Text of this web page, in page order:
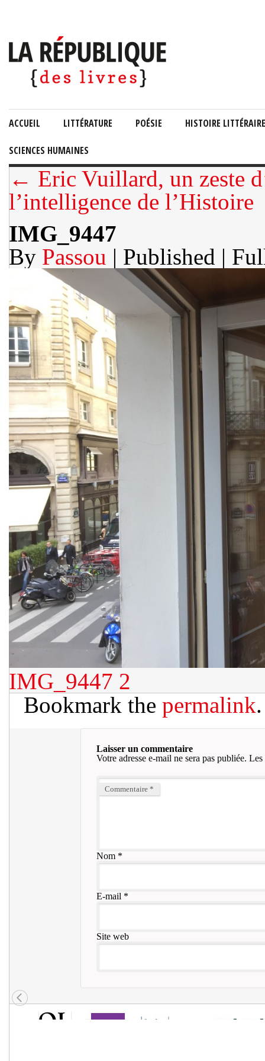
ACCUEIL LITTÉRATURE POÉSIE HISTOIRE LITTÉRAIRE
SCIENCES HUMAINES
← Eric Vuillard, un zeste
l’intelligence de l’Histoire
IMG_9447
By Passou | Published |
IMG_9447 2
Bookmark the permalink.
Laisser un commentaire
Votre adresse e-mail ne sera pas publiée. Les
Commentaire *
Nom*
E-mail *
Site web